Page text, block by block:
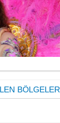
BÖLGELER